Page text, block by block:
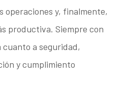
operaciones y, finalmente,
productiva. Siempre con
cuanto a seguridad,
y cumplimiento